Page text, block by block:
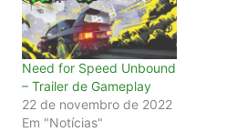
Need for Speed Unbound
– Trailer de Gameplay
22 de novembro de 2022
Em "Notícias"